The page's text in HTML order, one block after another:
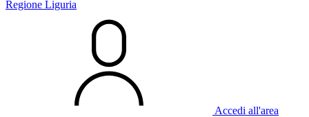
Regione Liguria
Accedi all'area